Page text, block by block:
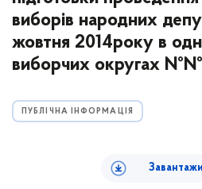
виборів народних
жовтня 2014року в
виборчих округах
ПУБЛІЧНА ІНФОРМАЦІЯ